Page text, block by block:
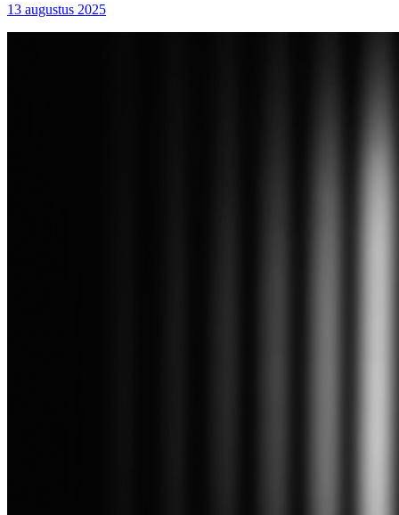
13 augustus 2025